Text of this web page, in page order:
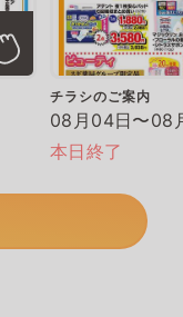
チラシのご案内
08月04日〜08
本日終了